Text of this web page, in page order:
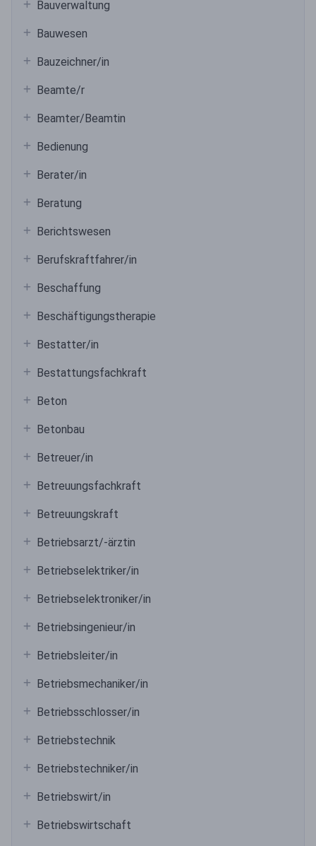
Bauverwaltung
Bauwesen
Bauzeichner/in
Beamte/r
Beamter/Beamtin
Bedienung
Berater/in
Beratung
Berichtswesen
Berufskraftfahrer/in
Beschaffung
Beschäftigungstherapie
Bestatter/in
Bestattungsfachkraft
Beton
Betonbau
Betreuer/in
Betreuungsfachkraft
Betreuungskraft
Betriebsarzt/-ärztin
Betriebselektriker/in
Betriebselektroniker/in
Betriebsingenieur/in
Betriebsleiter/in
Betriebsmechaniker/in
Betriebsschlosser/in
Betriebstechnik
Betriebstechniker/in
Betriebswirt/in
Betriebswirtschaft